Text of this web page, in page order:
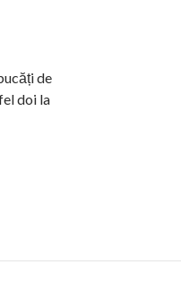
de
doi la